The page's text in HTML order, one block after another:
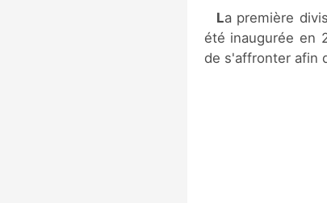
La première division du championnat de football du Monténégro a
été inaugurée en
de s'affronter afin